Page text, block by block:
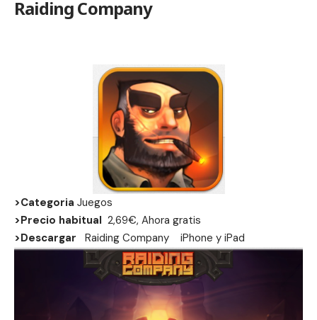
Raiding Company
>Categoria Juegos
>Precio habitual 2,69€, Ahora gratis
>Descargar
Raiding Company iPhone y iPad